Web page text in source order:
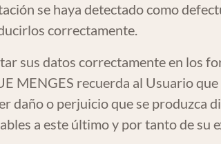
se haya detectado como
correctamente.
sus datos correctamente en los
MENGES recuerda al Usuario
daño o perjuicio que se produzca
a este último y por tanto de su